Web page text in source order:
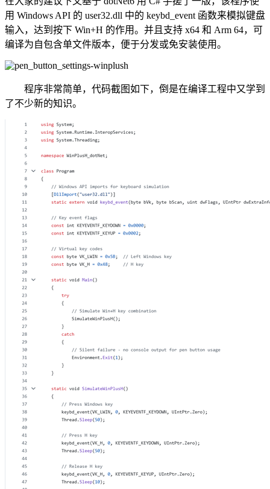
用 Windows API 的 user32.dll 中的 keybd_event 函数来模拟键盘
输入，达到按下 Win+H 的作用。并且支持 x64 和 Arm 64，可
编译为自包含单文件版本，便于分发或免安装使用。
程序非常简单，代码截图如下，倒是在编译工程中又学到
了不少新的知识。